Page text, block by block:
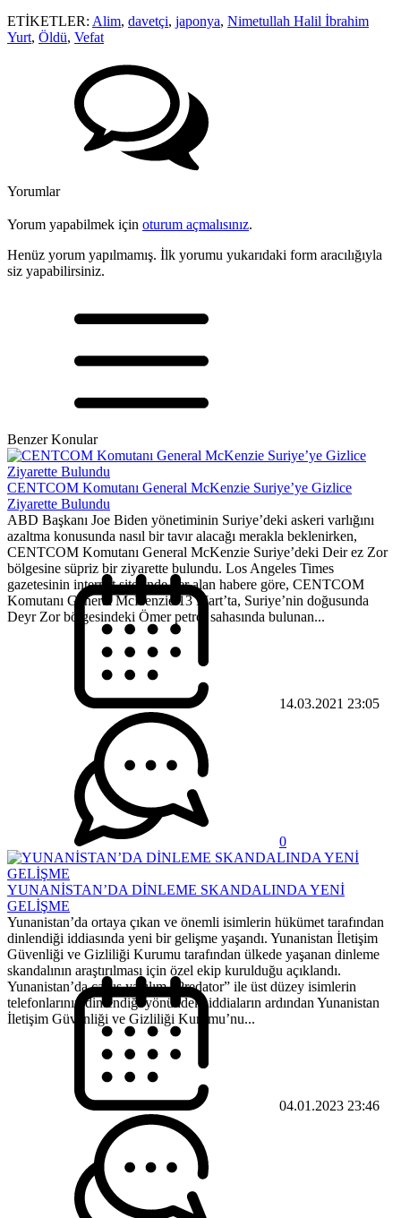
ETİKETLER: Alim, davetçi, japonya, Nimetullah Halil İbrahim
Yurt, Öldü, Vefat
Yorumlar
Yorum yapabilmek için oturum açmalısınız.
Henüz yorum yapılmamış. İlk yorumu yukarıdaki form aracılığıyla
siz yapabilirsiniz.
Benzer Konular
CENTCOM Komutanı General McKenzie Suriye’ye Gizlice
Ziyarette Bulundu
ABD Başkanı Joe Biden yönetiminin Suriye’deki askeri varlığını
azaltma konusunda nasıl bir tavır alacağı merakla beklenirken,
CENTCOM Komutanı General McKenzie Suriye’deki Deir ez Zor
bölgesine süpriz bir ziyarette bulundu. Los Angeles Times
gazetesinin internet sitesinde yer alan habere göre, CENTCOM
Komutanı General McKenzie 13 Mart’ta, Suriye’nin doğusunda
Deyr Zor bölgesindeki Ömer petrol sahasında bulunan...
14.03.2021 23:05
0
YUNANİSTAN’DA DİNLEME SKANDALINDA YENİ
GELİŞME
Yunanistan’da ortaya çıkan ve önemli isimlerin hükümet tarafından
dinlendiği iddiasında yeni bir gelişme yaşandı. Yunanistan İletişim
Güvenliği ve Gizliliği Kurumu tarafından ülkede yaşanan dinleme
skandalının araştırılması için özel ekip kurulduğu açıklandı.
Yunanistan’da casus yazılım “Predator” ile üst düzey isimlerin
telefonlarının dinlendiği yönündeki iddiaların ardından Yunanistan
İletişim Güvenliği ve Gizliliği Kurumu’nu...
04.01.2023 23:46